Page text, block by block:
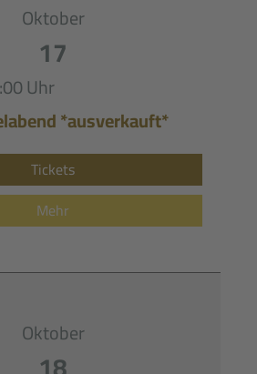
Oktober
17
Uhr
*ausverkauft*
Tickets
Mehr
Oktober